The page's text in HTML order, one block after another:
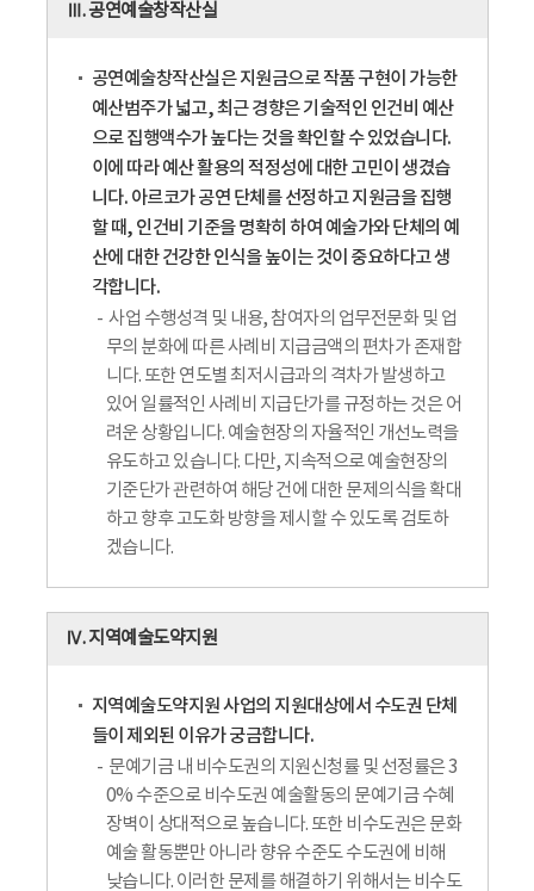
Ⅲ. 공연예술창작산실
공연예술창작산실은 지원금으로 작품 구현이 가능한
예산범주가 넓고, 최근 경향은 기술적인 인건비 예산
으로 집행액수가 높다는 것을 확인할 수 있었습니다.
이에 따라 예산 활용의 적정성에 대한 고민이 생겼습
니다. 아르코가 공연 단체를 선정하고 지원금을 집행
할 때, 인건비 기준을 명확히 하여 예술가와 단체의 예
산에 대한 건강한 인식을 높이는 것이 중요하다고 생
각합니다.
사업 수행성격 및 내용, 참여자의 업무전문화 및 업
무의 분화에 따른 사례비 지급금액의 편차가 존재합
니다. 또한 연도별 최저시급과의 격차가 발생하고
있어 일률적인 사례비 지급단가를 규정하는 것은 어
려운 상황입니다. 예술현장의 자율적인 개선노력을
유도하고 있습니다. 다만, 지속적으로 예술현장의
기준단가 관련하여 해당 건에 대한 문제의식을 확대
하고 향후 고도화 방향을 제시할 수 있도록 검토하
겠습니다.
Ⅳ. 지역예술도약지원
지역예술도약지원 사업의 지원대상에서 수도권 단체
들이 제외된 이유가 궁금합니다.
문예기금 내 비수도권의 지원신청률 및 선정률은 3
0% 수준으로 비수도권 예술활동의 문예기금 수혜
장벽이 상대적으로 높습니다. 또한 비수도권은 문화
예술 활동뿐만 아니라 향유 수준도 수도권에 비해
낮습니다. 이러한 문제를 해결하기 위해서는 비수도